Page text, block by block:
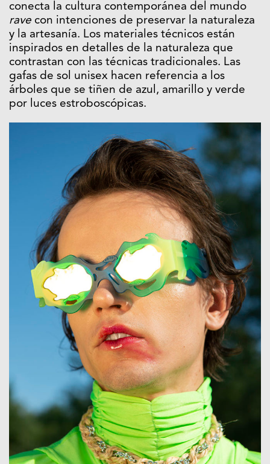
conecta la cultura contemporánea del mundo
rave con intenciones de preservar la naturaleza
y la artesanía. Los materiales técnicos están
inspirados en detalles de la naturaleza que
contrastan con las técnicas tradicionales. Las
gafas de sol unisex hacen referencia a los
árboles que se tiñen de azul, amarillo y verde
por luces estroboscópicas.